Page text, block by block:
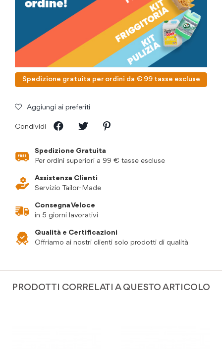
Spedizione gratuita per ordini da € 99 tasse escluse
Aggiungi ai preferiti
Condividi
Spedizione Gratuita
Per ordini superiori a 99 € tasse escluse
Assistenza Clienti
Servizio Tailor-Made
Consegna Veloce
in 5 giorni lavorativi
Qualità e Certificazioni
Offriamo ai nostri clienti solo prodotti di qualità
PRODOTTI CORRELATI A QUESTO ARTICOLO